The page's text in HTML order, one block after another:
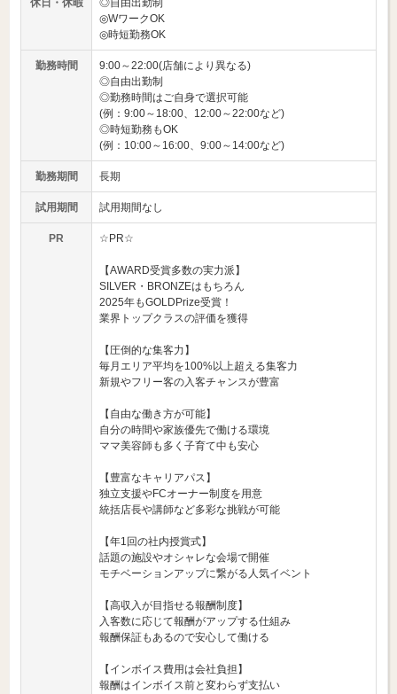
休日・休暇
◎自由出勤制
◎WワークOK
◎時短勤務OK
勤務時間
9:00～22:00(店舗により異なる)
◎自由出勤制
◎勤務時間はご自身で選択可能
(例：9:00～18:00、12:00～22:00など)
◎時短勤務もOK
(例：10:00～16:00、9:00～14:00など)
勤務期間 長期
試用期間 試用期間なし
PR ☆PR☆
【AWARD受賞多数の実力派】
SILVER・BRONZEはもちろん
2025年もGOLDPrize受賞！
業界トップクラスの評価を獲得
【圧倒的な集客力】
毎月エリア平均を100%以上超える集客力
新規やフリー客の入客チャンスが豊富
【自由な働き方が可能】
自分の時間や家族優先で働ける環境
ママ美容師も多く子育て中も安心
【豊富なキャリアパス】
独立支援やFCオーナー制度を用意
統括店長や講師など多彩な挑戦が可能
【年1回の社内授賞式】
話題の施設やオシャレな会場で開催
モチベーションアップに繋がる人気イベント
【高収入が目指せる報酬制度】
入客数に応じて報酬がアップする仕組み
報酬保証もあるので安心して働ける
【インボイス費用は会社負担】
報酬はインボイス前と変わらず支払い